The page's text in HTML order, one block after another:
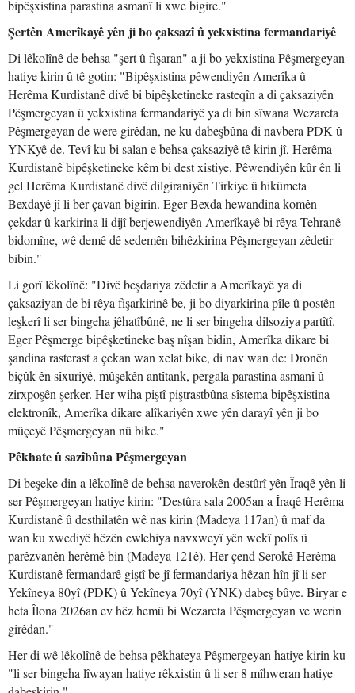
bipêşxistina parastina asmanî li xwe bigire."
Şertên Amerîkayê yên ji bo çaksazî û yekxistina fermandariyê
Di lêkolînê de behsa "şert û fişaran" a ji bo yekxistina Pêşmergeyan
hatiye kirin û tê gotin: "Bipêşxistina pêwendiyên Amerîka û
Herêma Kurdistanê divê bi bipêşketineke rasteqîn a di çaksaziyên
Pêşmergeyan û yekxistina fermandariyê ya di bin sîwana Wezareta
Pêşmergeyan de were girêdan, ne ku dabeşbûna di navbera PDK û
YNKyê de. Tevî ku bi salan e behsa çaksaziyê tê kirin jî, Herêma
Kurdistanê bipêşketineke kêm bi dest xistiye. Pêwendiyên kûr ên li
gel Herêma Kurdistanê divê dilgiraniyên Tirkiye û hikûmeta
Bexdayê jî li ber çavan bigirin. Eger Bexda hewandina komên
çekdar û karkirina li dijî berjewendiyên Amerîkayê bi rêya Tehranê
bidomîne, wê demê dê sedemên bihêzkirina Pêşmergeyan zêdetir
bibin."
Li gorî lêkolînê: "Divê beşdariya zêdetir a Amerîkayê ya di
çaksaziyan de bi rêya fişarkirinê be, ji bo diyarkirina pîle û postên
leşkerî li ser bingeha jêhatîbûnê, ne li ser bingeha dilsoziya partîtî.
Eger Pêşmerge bipêşketineke baş nîşan bidin, Amerîka dikare bi
şandina rasterast a çekan wan xelat bike, di nav wan de: Dronên
biçûk ên sîxuriyê, mûşekên antîtank, pergala parastina asmanî û
zirxpoşên şerker. Her wiha piştî piştrastbûna sîstema bipêşxistina
elektronîk, Amerîka dikare alîkariyên xwe yên darayî yên ji bo
mûçeyê Pêşmergeyan nû bike."
Pêkhate û sazîbûna Pêşmergeyan
Di beşeke din a lêkolînê de behsa naverokên destûrî yên Îraqê yên li
ser Pêşmergeyan hatiye kirin: "Destûra sala 2005an a Îraqê Herêma
Kurdistanê û desthilatên wê nas kirin (Madeya 117an) û maf da
wan ku xwediyê hêzên ewlehiya navxweyî yên wekî polîs û
parêzvanên herêmê bin (Madeya 121ê). Her çend Serokê Herêma
Kurdistanê fermandarê giştî be jî fermandariya hêzan hîn jî li ser
Yekîneya 80yî (PDK) û Yekîneya 70yî (YNK) dabeş bûye. Biryar e
heta Îlona 2026an ev hêz hemû bi Wezareta Pêşmergeyan ve werin
girêdan."
Her di wê lêkolînê de behsa pêkhateya Pêşmergeyan hatiye kirin ku
"li ser bingeha lîwayan hatiye rêkxistin û li ser 8 mîhweran hatiye